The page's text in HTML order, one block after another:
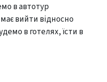
в автотур
вийти відносно
в готелях, їсти в